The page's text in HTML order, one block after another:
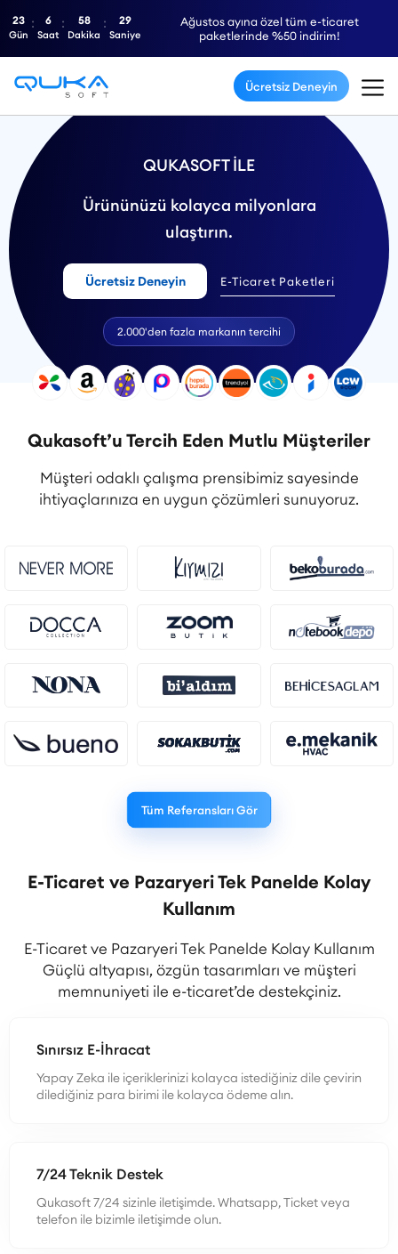
Ağustos ayına özel tüm e-ticaret
paketlerinde %50 indirim!
23
Gün
6
Saat
58
Dakika
28
Saniye
Ücretsiz Deneyin
QUKASOFT İLE
Ürününüzü kolayca milyonlara
ulaştırın.
Ücretsiz Deneyin E-Ticaret Paketleri
2.000'den fazla markanın tercihi
Qukasoft’u Tercih Eden Mutlu Müşteriler
Müşteri odaklı çalışma prensibimiz sayesinde
ihtiyaçlarınıza en uygun çözümleri sunuyoruz.
Tüm Referansları Gör
E-Ticaret ve Pazaryeri Tek Panelde Kolay
Kullanım
E-Ticaret ve Pazaryeri Tek Panelde Kolay Kullanım
Güçlü altyapısı, özgün tasarımları ve müşteri
memnuniyeti ile e-ticaret’de destekçiniz.
Sınırsız E-İhracat
Yapay Zeka ile içeriklerinizi kolayca istediğiniz dile çevirin
dilediğiniz para birimi ile kolayca ödeme alın.
7/24 Teknik Destek
Qukasoft 7/24 sizinle iletişimde. Whatsapp, Ticket veya
telefon ile bizimle iletişimde olun.